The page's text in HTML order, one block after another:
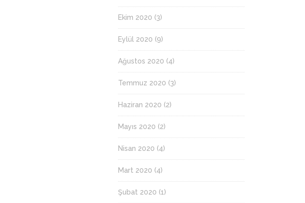
Ekim 2020 (3)
Eylül 2020 (9)
Ağustos 2020 (4)
Temmuz 2020 (3)
Haziran 2020 (2)
Mayıs 2020 (2)
Nisan 2020 (4)
Mart 2020 (4)
Şubat 2020 (1)